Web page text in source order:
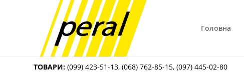
Головна
ТОВАРИ: (099) 423-51-13,(068) 762-85-15,(097) 445-02-80